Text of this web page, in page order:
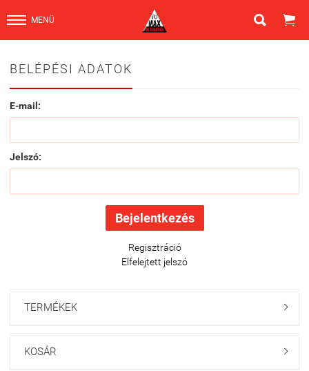
MENÜ  
BELÉPÉSI ADATOK
E-mail:
Jelszó:
Regisztráció
Elfelejtett jelszó
TERMÉKEK 
KOSÁR 